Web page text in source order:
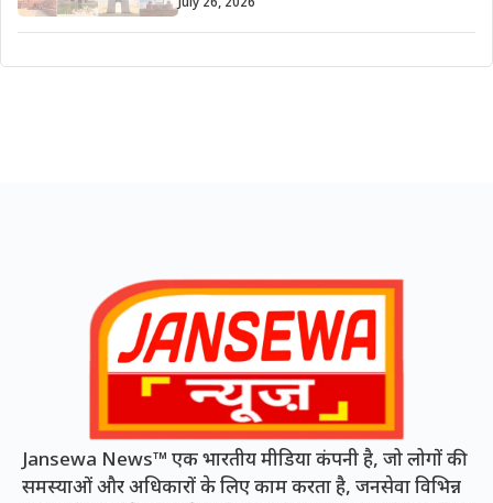
July 26, 2026
Jansewa News™ एक भारतीय मीडिया कंपनी है, जो लोगों की
समस्याओं और अधिकारों के लिए काम करता है, जनसेवा विभिन्न